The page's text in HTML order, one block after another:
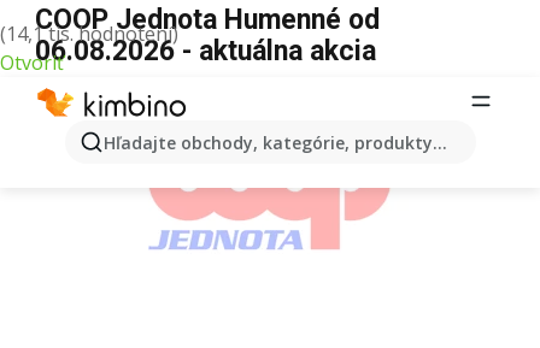
(14,1 tis. hodnotení)
Otvoriť
Hľadajte obchody, kategórie, produkty...
COOP Jednota Humenné od
06.08.2026 - aktuálna akcia